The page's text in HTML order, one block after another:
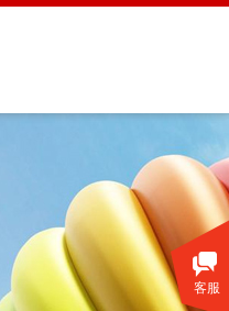
客服